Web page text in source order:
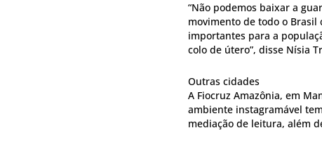
“Não podemos baixar a
movimento de todo o
importantes para a
colo de útero”, disse Nísia
Outras cidades
A Fiocruz Amazônia, em
ambiente instagramável
mediação de leitura, além